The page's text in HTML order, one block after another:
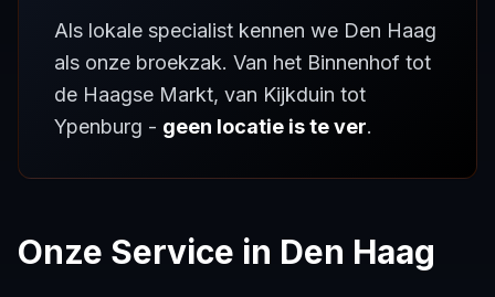
Als lokale specialist kennen we Den Haag
als onze broekzak. Van het Binnenhof tot
de Haagse Markt, van Kijkduin tot
Ypenburg - geen locatie is te ver.
Onze Service in Den Haag